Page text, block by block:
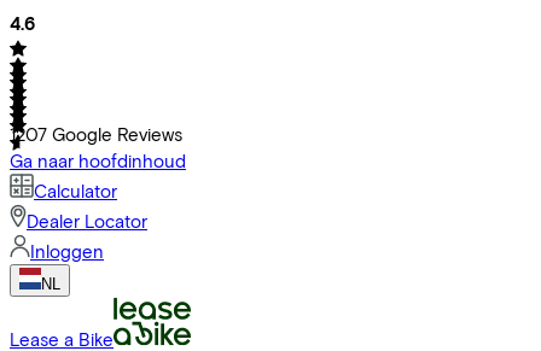
4.6
1207 Google Reviews
Ga naar hoofdinhoud
Calculator
Dealer Locator
Inloggen
NL
Lease a Bike